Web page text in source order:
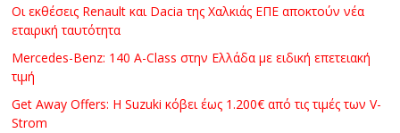
E
Οι εκθέσεις Renault και Dacia της Χαλκιάς ΕΠΕ αποκτούν νέα
εταιρική ταυτότητα
Mercedes-Benz: 140 A-Class στην Ελλάδα με ειδική επετειακή
τιμή
Get Away Offers: Η Suzuki κόβει έως 1.200€ από τις τιμές των V-
Strom